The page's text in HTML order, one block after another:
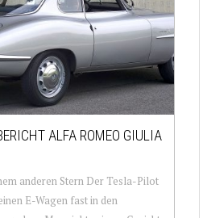
ALFA ROMEO GIULIA
anderen Stern Der Tesla-Pilot
E-Wagen fast in den